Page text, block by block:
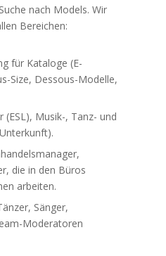
nach Models. Wir
Bereichen:
für Kataloge (E-
Size, Dessous-Modelle,
(ESL), Musik-, Tanz- und
die in den Büros
arbeiten.
Sänger,
Moderatoren